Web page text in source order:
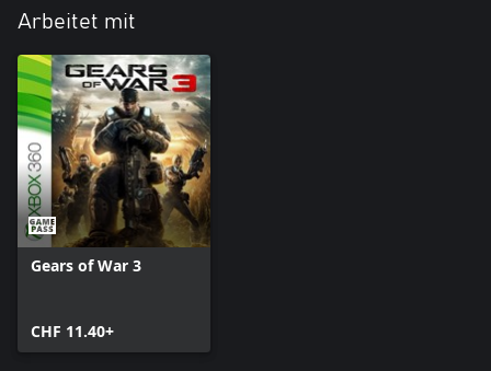
Arbeitet mit
Gears of War 3
CHF 11.40+